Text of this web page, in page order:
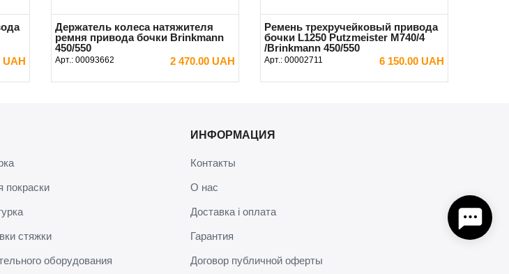
UAH
Держатель колеса натяжителя
ремня привода бочки Brinkmann
450/550
Арт.: 00093662 2 470.00 UAH
В КОРЗИНУ
Ремень трехручейковый привода
бочки L1250 Putzmeister M740/4
/Brinkmann 450/550
Арт.: 00002711 6 150.00 UAH
В КОРЗИНУ
покраски
стяжки
оборудования
ИНФОРМАЦИЯ
Контакты
О нас
Доставка і оплата
Гарантия
Договор публичной оферты